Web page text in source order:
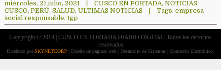
miércoles, 21 julio, 2021 CUSCO EN PORTADA, NOTICIAS
CUSCO, PERÚ, SALUD, ULTIMAS NOTICIAS Tags: empresa
social responsable, tgp
Copryright © 2014 | CUSCO EN PORTADA DIARIO DIGITAL| Todos los derechos
reservados
Diseñado por SKYNETCORP | Diseño de páginas web | Desarrollo de Sistemas | Comercio Electrónico.